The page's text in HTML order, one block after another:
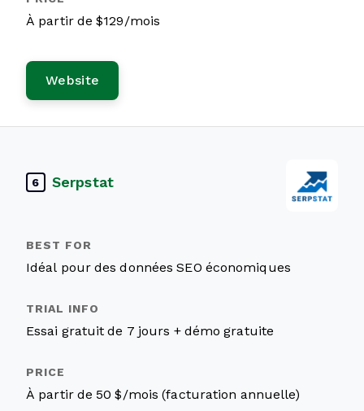
À partir de $129/mois
Website
6 Serpstat
Idéal pour des données SEO économiques
Essai gratuit de 7 jours + démo gratuite
À partir de 50 $/mois (facturation annuelle)